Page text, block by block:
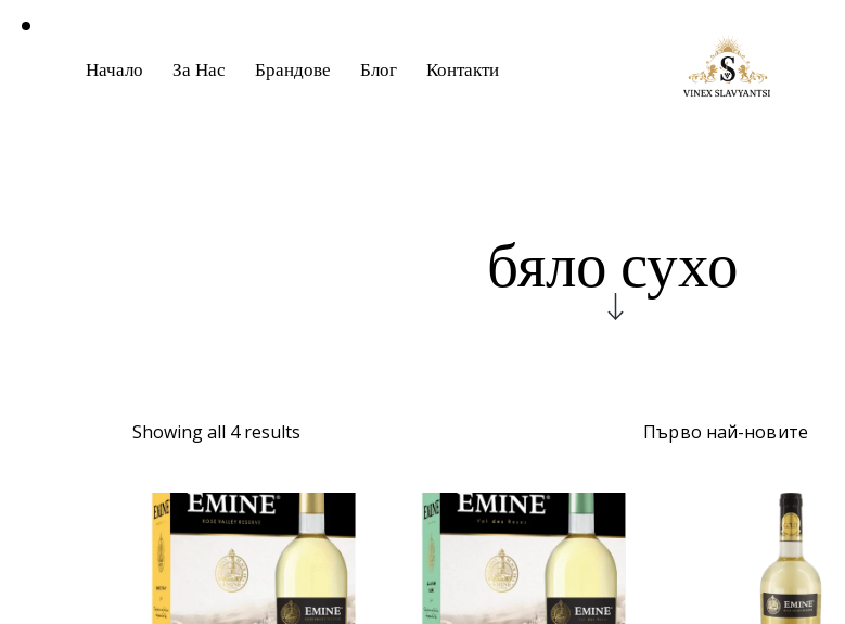
Начало За Нас Брандове Блог Контакти
бяло сухо
Showing all 4 results
Search